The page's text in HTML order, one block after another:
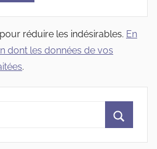
réduire les indésirables. En
dont les données de vos
.